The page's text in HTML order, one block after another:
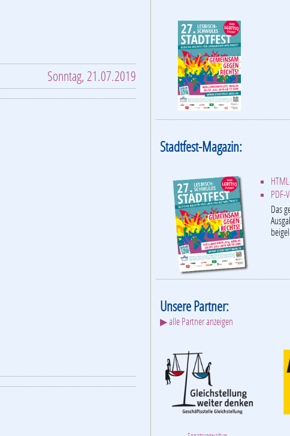
Sonntag, 21.07.2019
Stadtfest-Magazin:
PDF-
Das
Unsere Partner:
▶ alle Partner anzeigen
Schalldruck
Partner werden:
▶ Mediadaten